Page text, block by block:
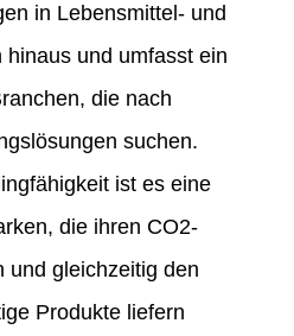
in Lebensmittel- und
und umfasst ein
die nach
suchen.
ist es eine
die ihren CO2-
und gleichzeitig den
Produkte liefern